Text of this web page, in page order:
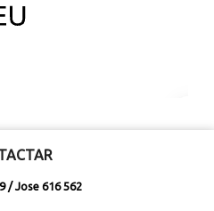
/ Jose 616 562